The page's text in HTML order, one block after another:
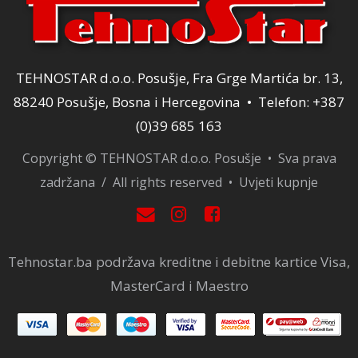
TEHNOSTAR d.o.o. Posušje, Fra Grge Martića br. 13,
88240 Posušje, Bosna i Hercegovina • Telefon: +387
(0)39 685 163
Copyright © TEHNOSTAR d.o.o. Posušje • Sva prava
zadržana / All rights reserved • Uvjeti kupnje
Tehnostar.ba podržava kreditne i debitne kartice Visa,
MasterCard i Maestro